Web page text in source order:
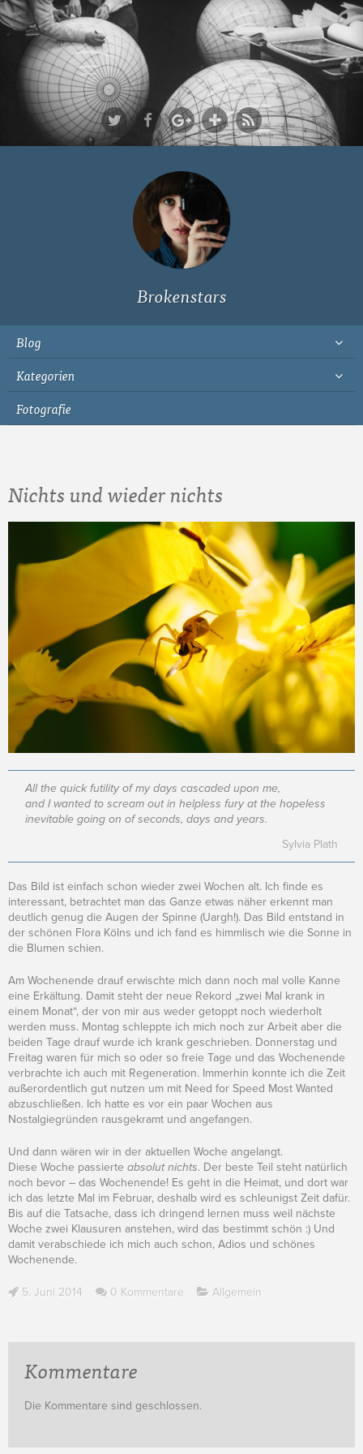
Ich bin Fyn,
23, und
wohne in
Köln
Brokenstars
Blog
Kategorien
Fotografie
Nichts und wieder nichts
All the quick futility of my days cascaded upon me,
and I wanted to scream out in helpless fury at the hopeless
inevitable going on of seconds, days and years.
Das Bild ist einfach schon wieder zwei Wochen alt. Ich finde es
interessant, betrachtet man das Ganze etwas näher erkennt man
deutlich genug die Augen der Spinne (Uargh!). Das Bild entstand in
der schönen Flora Kölns und ich fand es himmlisch wie die Sonne in
die Blumen schien.
Am Wochenende drauf erwischte mich dann noch mal volle Kanne
eine Erkältung. Damit steht der neue Rekord „zwei Mal krank in
einem Monat“, der von mir aus weder getoppt noch wiederholt
werden muss. Montag schleppte ich mich noch zur Arbeit aber die
beiden Tage drauf wurde ich krank geschrieben. Donnerstag und
Freitag waren für mich so oder so freie Tage und das Wochenende
verbrachte ich auch mit Regeneration. Immerhin konnte ich die Zeit
außerordentlich gut nutzen um mit Need for Speed Most Wanted
abzuschließen. Ich hatte es vor ein paar Wochen aus
Nostalgiegründen rausgekramt und angefangen.
Und dann wären wir in der aktuellen Woche angelangt.
Diese Woche passierte absolut nichts. Der beste Teil steht natürlich
noch bevor – das Wochenende! Es geht in die Heimat, und dort war
ich das letzte Mal im Februar, deshalb wird es schleunigst Zeit dafür.
Bis auf die Tatsache, dass ich dringend lernen muss weil nächste
Woche zwei Klausuren anstehen, wird das bestimmt schön :) Und
damit verabschiede ich mich auch schon, Adios und schönes
Wochenende.
5. Juni 2014 0 Kommentare Allgemein
Kommentare
Die Kommentare sind geschlossen.